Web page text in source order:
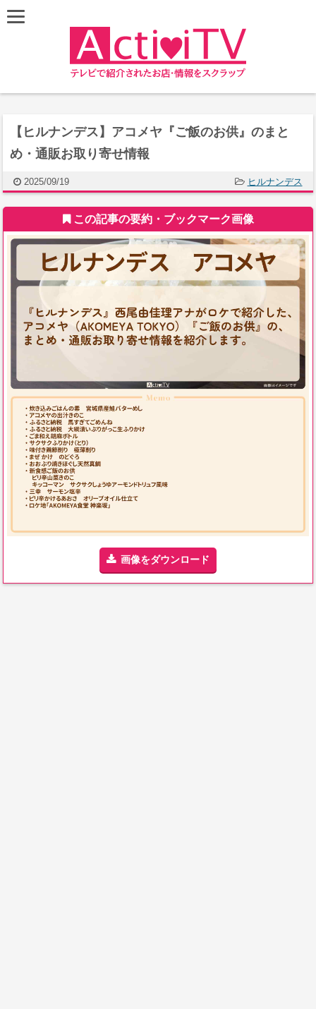
【ヒルナンデス】アコメヤ『ご飯のお供』のまと
め・通販お取り寄せ情報
2025/09/19 ヒルナンデス
この記事の要約・ブックマーク画像
画像をダウンロード